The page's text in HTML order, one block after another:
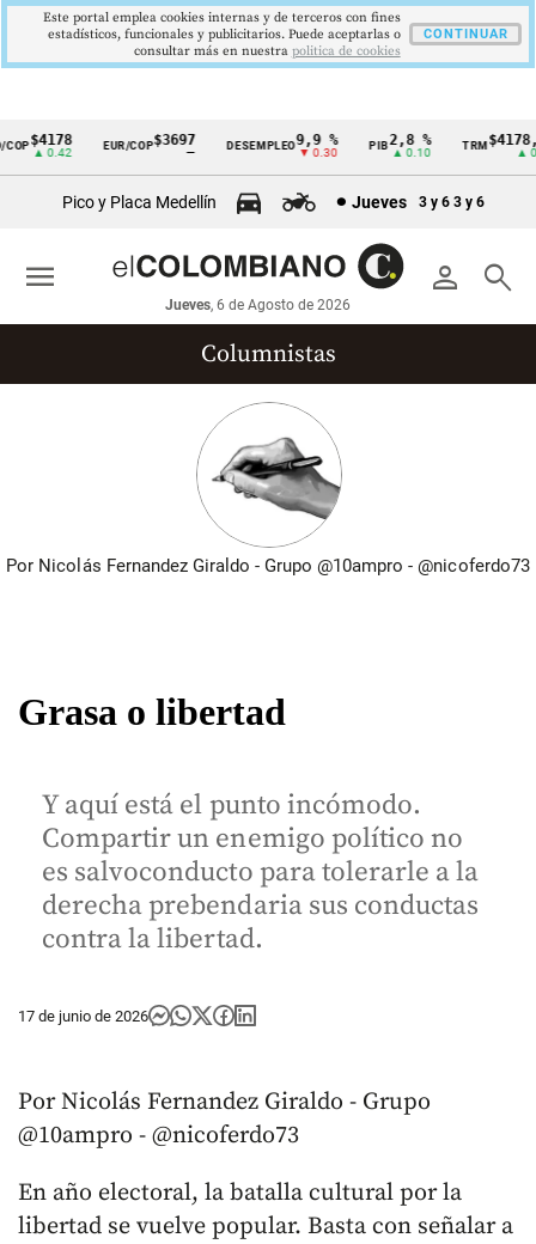
Cintillo
económicos
Colombia
$4178
▲ 0.42
EUR/COP$3697 DESEMPLEO 9,9 %
▼ 0.30
PIB2,8 %
▲ 0.10
TRM
▲
Pico y Placa Medellín Jueves 3 y 6 3 y 6
person search
Jueves, 6 de Agosto de 2026
menu
Columnistas
Por Nicolás Fernandez Giraldo - Grupo @10ampro - @nicoferdo73
Grasa o libertad
Y aquí está el punto incómodo.
Compartir un enemigo político no
es salvoconducto para tolerarle a la
derecha prebendaria sus conductas
contra la libertad.
17 de junio de 2026
Por Nicolás Fernandez Giraldo - Grupo
@10ampro - @nicoferdo73
En año electoral, la batalla cultural por la
libertad se vuelve popular. Basta con señalar a
Este portal emplea cookies internas y de terceros con fines
estadísticos, funcionales y publicitarios. Puede aceptarlas o
consultar más en nuestra politica de cookies
CONTINUAR